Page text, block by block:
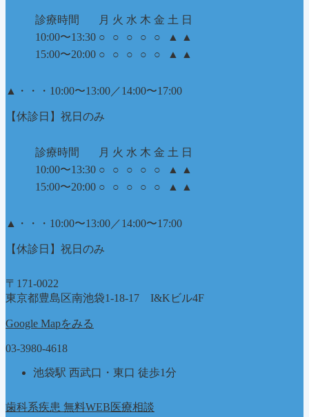
診療時間 月 火 水 木 金 土 日
10:00〜13:30 ○ ○ ○ ○ ○ ▲
▲
15:00〜20:00 ○ ○ ○ ○ ○ ▲ ▲
▲ ・・・10:00〜13:00／14:00〜17:00
【休診日】祝日のみ
診療時間 月 火 水 木 金 土 日
10:00〜13:30 ○ ○ ○ ○ ○ ▲
▲
15:00〜20:00 ○ ○ ○ ○ ○ ▲ ▲
▲ ・・・10:00〜13:00／14:00〜17:00
【休診日】祝日のみ
〒171-0022
東京都豊島区南池袋1-18-17 I&Kビル4F
Google Mapをみる
03-3980-4618
池袋駅 西武口・東口 徒歩1分
歯科系疾患 無料WEB医療相談